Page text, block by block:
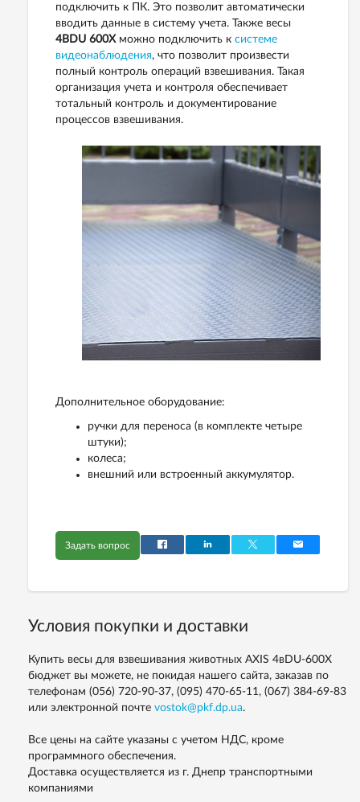
подключить к ПК. Это позволит автоматически
вводить данные в систему учета. Также весы
4ВDU 600Xможно подключить к системе
видеонаблюдения, что позволит произвести
полный контроль операций взвешивания. Такая
организация учета и контроля обеспечивает
тотальный контроль и документирование
процессов взвешивания.
Дополнительное оборудование:
ручки для переноса (в комплекте четыре
штуки);
колеса;
внешний или встроенный аккумулятор.
Задать вопрос
Условия покупки и доставки
Купить весы для взвешивания животных AXIS 4вDU-600X
бюджет вы можете, не покидая нашего сайта, заказав по
телефонам (056) 720-90-37, (095) 470-65-11, (067) 384-69-83
или электронной почте vostok@pkf.dp.ua.
Все цены на сайте указаны с учетом НДС, кроме
программного обеспечения.
Доставка осуществляется из г. Днепр транспортными
компаниями